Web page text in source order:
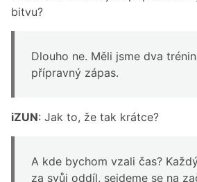
bitvu?
Dlouho ne. Měli jsme dva
přípravný zápas.
iZUN: Jak to, že tak krátce?
A kde bychom vzali čas?
za svůj oddíl, sejdeme se na